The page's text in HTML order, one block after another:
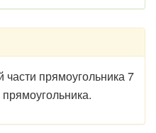
прямоугольника 7